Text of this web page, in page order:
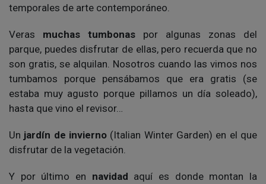
temporales de arte contemporáneo.
Veras muchas tumbonas por algunas zonas del
parque, puedes disfrutar de ellas, pero recuerda que no
son gratis, se alquilan. Nosotros cuando las vimos nos
tumbamos porque pensábamos que era gratis (se
estaba muy agusto porque pillamos un día soleado),
hasta que vino el revisor…
Un jardín de invierno (Italian Winter Garden) en el que
disfrutar de la vegetación.
Y por último en navidad aquí es donde montan la